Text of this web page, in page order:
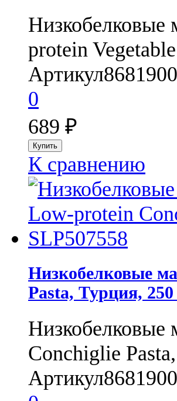
protein
Артикул
0
689 ₽
К сравнению
Низкобелковые
Pasta, Турция,
Conchiglie
Артикул